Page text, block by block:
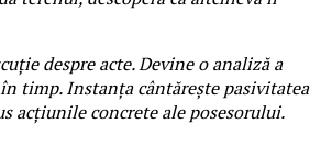
despre acte. Devine o analiză a
timp. Instanța cântărește pasivitatea
acțiunile concrete ale posesorului.